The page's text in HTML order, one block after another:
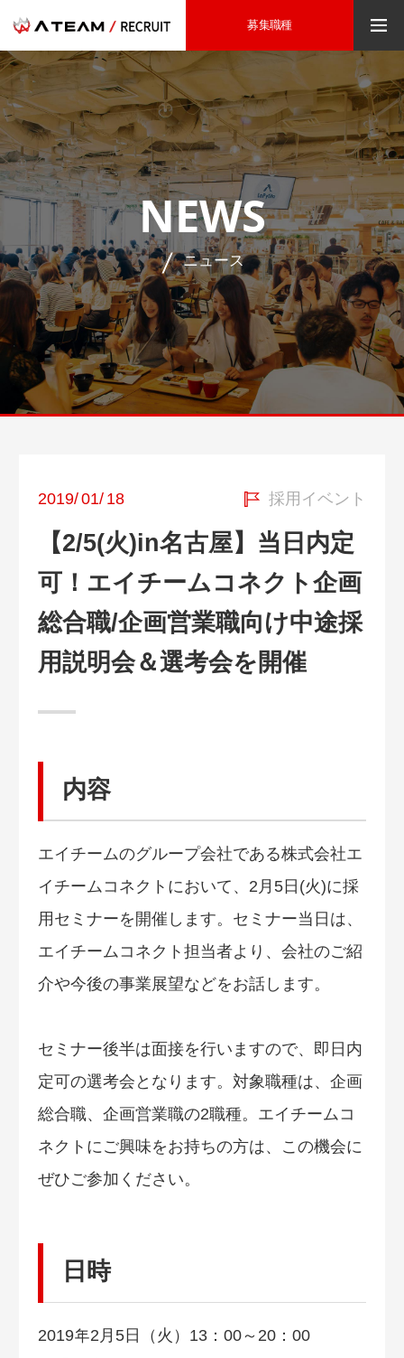
募集職種
NEWS
ニュース
採用イベント
2019/01/ 18
【2/5(火)in名古屋】当日内定
可！エイチームコネクト企画
総合職/企画営業職向け中途採
用説明会＆選考会を開催
内容
エイチームのグループ会社である株式会社エ
イチームコネクトにおいて、2月5日(火)に採
用セミナーを開催します。セミナー当日は、
エイチームコネクト担当者より、会社のご紹
介や今後の事業展望などをお話します。
セミナー後半は面接を行いますので、即日内
定可の選考会となります。対象職種は、企画
総合職、企画営業職の2職種。エイチームコ
ネクトにご興味をお持ちの方は、この機会に
ぜひご参加ください。
日時
2019年2月5日（火）13：00～20：00